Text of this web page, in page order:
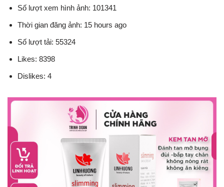
Số lượt xem hình ảnh: 101341
Thời gian đăng ảnh: 15 hours ago
Số lượt tải: 55324
Likes: 8398
Dislikes: 4